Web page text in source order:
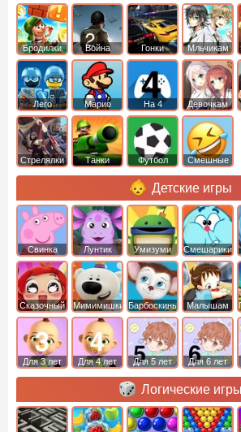
Бродилки Война Гонки Мльчикам
Лего Марио На 4 Девочкам
Стрелялки Танки Футбол Смешные
Детские игры
Свинка
Пеппа
Лунтик Умизуми Смешарики
Сказочный
патруль
Мимимишки Барбоскины Малышам
Для 3 лет Для 4 лет Для 5 лет Для 6 лет
Логические игры